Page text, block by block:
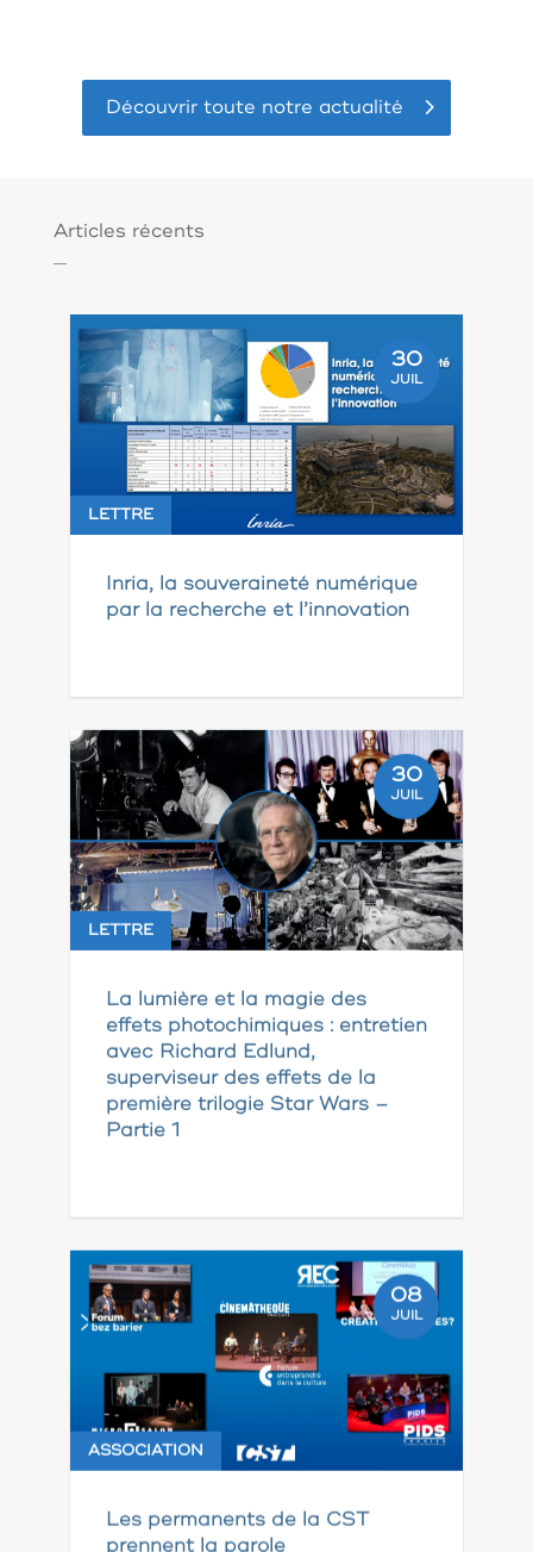
Découvrir toute notre actualité
Articles récents
30
JUIL
LETTRE
Inria, la souveraineté numérique
par la recherche et l’innovation
30
JUIL
LETTRE
La lumière et la magie des
effets photochimiques : entretien
avec Richard Edlund,
superviseur des effets de la
première trilogie Star Wars –
Partie 1
08
JUIL
ASSOCIATION
Les permanents de la CST
prennent la parole